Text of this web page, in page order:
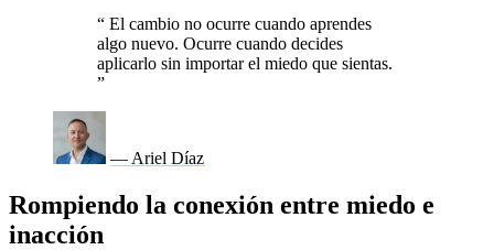
“ El cambio no ocurre cuando aprendes
algo nuevo. Ocurre cuando decides
aplicarlo sin importar el miedo que sientas.
”
— Ariel Díaz
Rompiendo la conexión entre miedo e
inacción